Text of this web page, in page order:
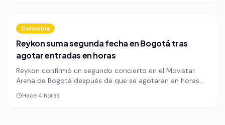
Colombia
Reykon suma segunda fecha en Bogotá tras
agotar entradas en horas
Reykon confirmó un segundo concierto en el Movistar
Arena de Bogotá después de que se agotaran en horas
las entradas para su regreso del 7 de noviembre. La
respuesta del público muestra que el reguetón local sigue
Hace 4 horas